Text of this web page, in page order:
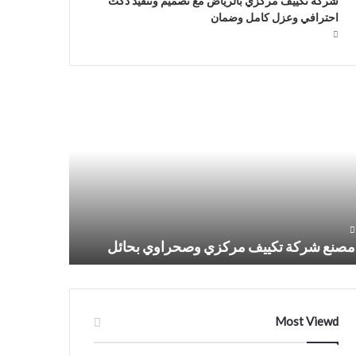
احترافي وعزل كامل وضمان
مصنع شركة تكييف مركزي وصحراوي بحائل
Most Viewd